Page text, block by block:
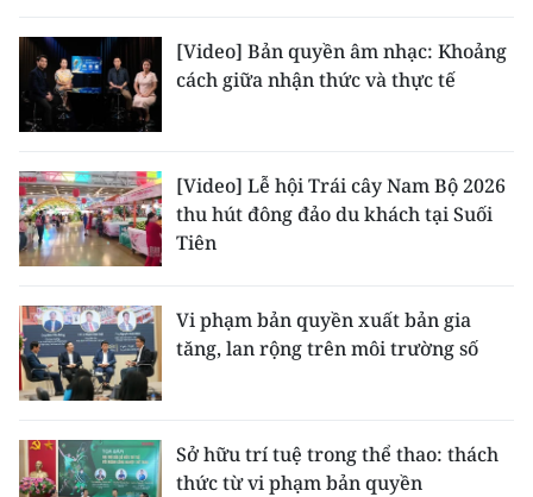
ENGLISH
中文
FRANÇAIS
РУССКИЙ
한국어
[Video] Bản quyền âm nhạc: Khoảng
cách giữa nhận thức và thực tế
[Video] Lễ hội Trái cây Nam Bộ 2026
thu hút đông đảo du khách tại Suối
Tiên
Vi phạm bản quyền xuất bản gia
tăng, lan rộng trên môi trường số
Sở hữu trí tuệ trong thể thao: thách
thức từ vi phạm bản quyền